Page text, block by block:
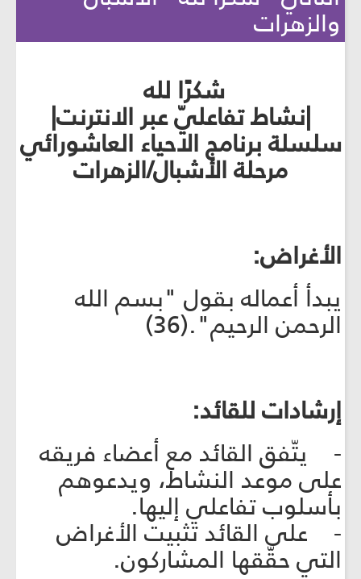
والزهرات
شكرًا لله
|نشاط تفاعليّ عبر الانترنت|
سلسلة برنامج الاحياء العاشورائي
مرحلة الأشبال/الزهرات
الأغراض:
يبدأ أعماله بقول "بسم الله
الرحمن الرحيم".(36)
إرشادات للقائد:
- يتّفق القائد مع أعضاء فريقه
على موعد النشاط، ويدعوهم
بأسلوب تفاعلي إليها.
- على القائد تثبيت الأغراض
التي حقّقها المشاركون.